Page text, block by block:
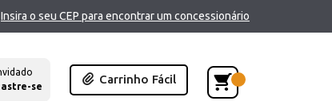
Insira o seu CEP para encontrar um concessionário
se
Carrinho Fácil